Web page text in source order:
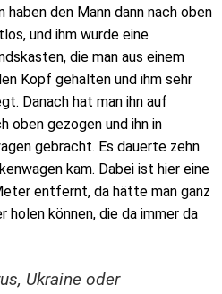
haben den Mann dann nach oben
und ihm wurde eine
die man aus einem
Kopf gehalten und ihm sehr
Danach hat man ihn auf
oben gezogen und ihn in
gebracht. Es dauerte zehn
kam. Dabei ist hier eine
entfernt, da hätte man ganz
können, die da immer da
Ukraine oder